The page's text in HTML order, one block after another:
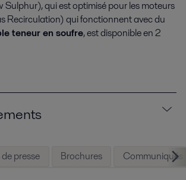
Sulphur), qui est optimisé pour les moteurs
Recirculation) qui fonctionnent avec du
teneur en soufre, est disponible en 2
presse Brochures Communiqués